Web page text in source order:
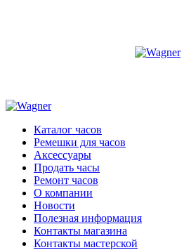
Каталог часов
Ремешки для часов
Аксессуары
Продать часы
Ремонт часов
О компании
Новости
Полезная информация
Контакты магазина
Контакты мастерской